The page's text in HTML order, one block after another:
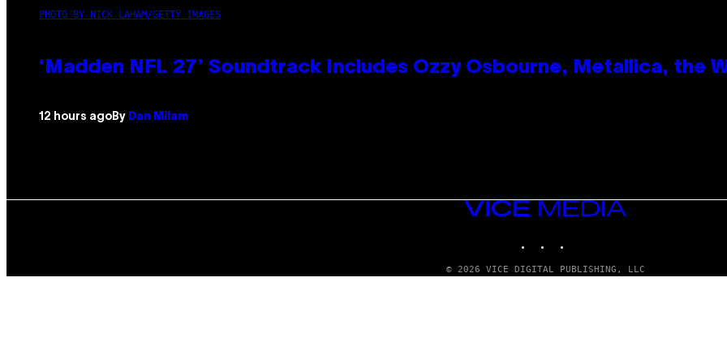
PHOTO BY NICK LAHAM/GETTY IMAGES
‘Madden NFL 27’ Soundtrack Includes Ozzy Osbourne, Metallica, the
12 hours ago By Dan Milam
VICE
© 2026 VICE DIGITAL PUBLISHING, LLC